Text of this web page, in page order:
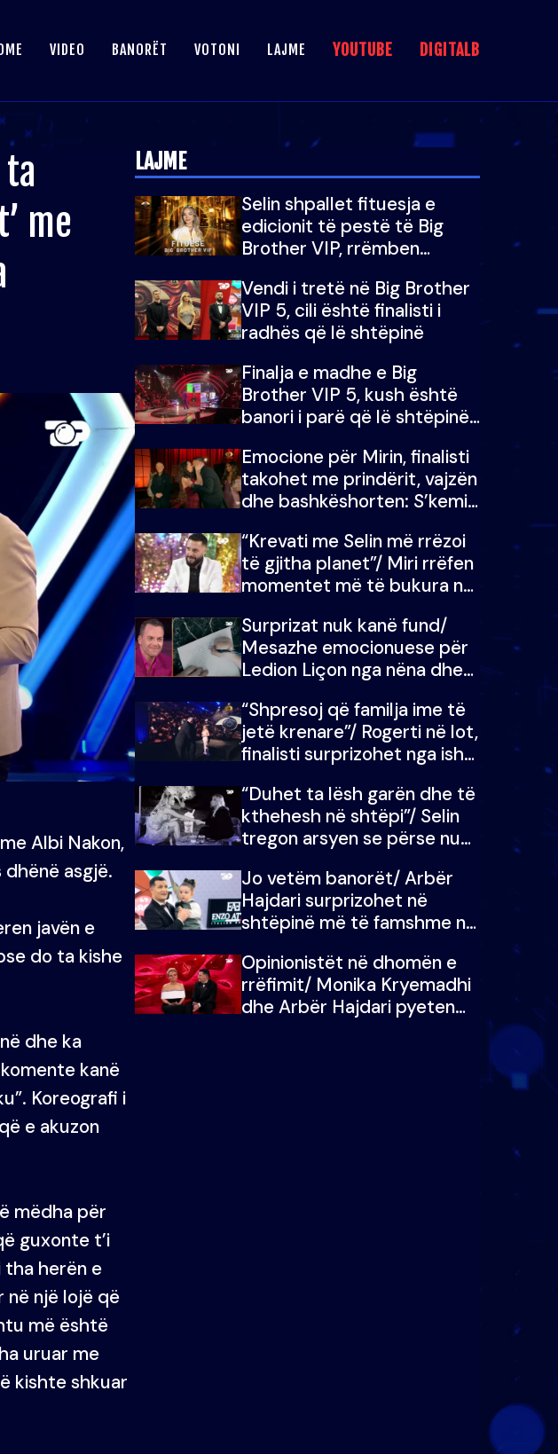
VIDEO BANORËT VOTONI LAJME YOUTUBE DIGITALB
me
Albi Nakon,
asgjë.
javën e
do ta kishe
dhe ka
kanë
Koreografi i
e akuzon
mëdha për
guxonte t’i
herën e
një lojë që
më është
uruar me
kishte shkuar
LAJME
Selin shpallet fituesja e
edicionit të pestë të Big
Brother VIP, rrëmben
mijë eurosh
Vendi i tretë në Big Brother
VIP 5, cili është finalisti i
radhës që lë shtëpinë
Finalja e madhe e Big
Brother VIP 5, kush është
banori i parë që lë shtëpinë
fituar çmimin e madh
Emocione për Mirin, finalisti
takohet me prindërit, vajzën
dhe bashkëshorten: S’kemi
“Krevati me Selin më rrëzoi
të gjitha planet”/ Miri rrëfen
momentet më të bukura në
mungojë zilja e mëngjesit
kur…
Surprizat nuk kanë fund/
Mesazhe emocionuese për
Ledion Liçon nga nëna dhe
i mban dot lotët: Nuk
meritoj…
“Shpresoj që familja ime të
jetë krenare”/ Rogerti në lot,
finalisti surprizohet nga ish-
“Duhet ta lësh garën dhe të
kthehesh në shtëpi”/ Selin
tregon arsyen se përse nuk
Doja ta çoja luftën time deri
në fund
Jo vetëm banorët/ Arbër
Hajdari surprizohet në
shtëpinë më të famshme në
me vajzën e tij
Opinionistët në dhomën e
rrëfimit/ Monika Kryemadhi
dhe Arbër Hajdari pyeten